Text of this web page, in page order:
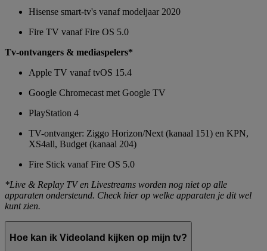
Hisense smart-tv's vanaf modeljaar 2020
Fire TV vanaf Fire OS 5.0
Tv-ontvangers & mediaspelers*
Apple TV vanaf tvOS 15.4
Google Chromecast met Google TV
PlayStation 4
TV-ontvanger: Ziggo Horizon/Next (kanaal 151) en KPN,
XS4all, Budget (kanaal 204)
Fire Stick vanaf Fire OS 5.0
*Live & Replay TV en Livestreams worden nog niet op alle
apparaten ondersteund. Check hier op welke apparaten je dit wel
kunt zien.
Hoe kan ik Videoland kijken op mijn tv?